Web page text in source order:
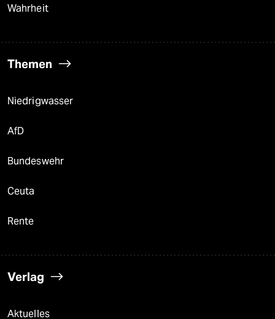
Wahrheit
Themen
Niedrigwasser
AfD
Bundeswehr
Ceuta
Rente
Verlag
Aktuelles